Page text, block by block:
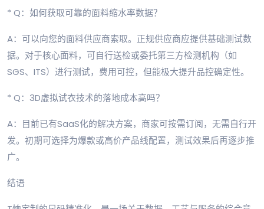
* Q：如何获取可靠的面料缩水率数据？
A：可以向您的面料供应商索取。正规供应商应提供基础测试数
据。对于核心面料，可自行送检或委托第三方检测机构（如
SGS、ITS）进行测试，费用可控，但能极大提升品控确定性。
* Q：3D虚拟试衣技术的落地成本高吗？
A：目前已有SaaS化的解决方案，商家可按需订阅，无需自行开
发。初期可选择为爆款或高价产品线配置，测试效果后再逐步推
广。
结语